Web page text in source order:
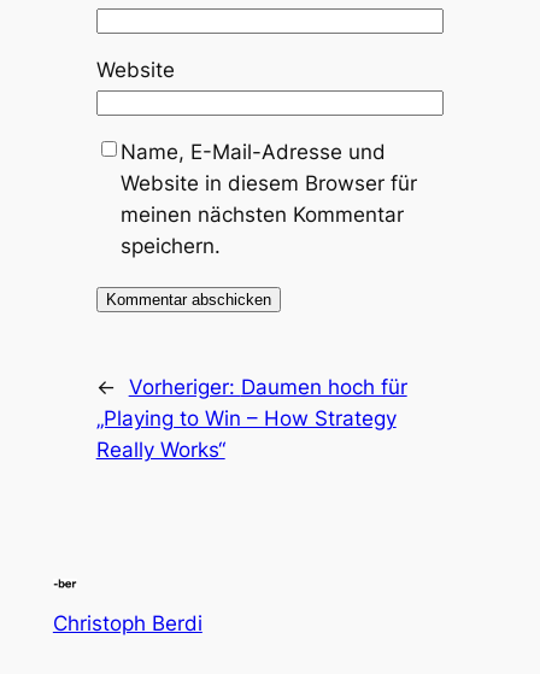
Website
Name, E-Mail-Adresse und
Website in diesem Browser für
meinen nächsten Kommentar
speichern.
← Vorheriger: Daumen hoch für
„Playing to Win – How Strategy
Really Works“
Christoph Berdi